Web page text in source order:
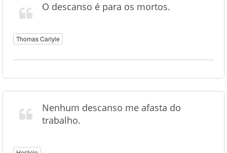
O descanso é para os mortos.
Thomas Carlyle
Nenhum descanso me afasta do
trabalho.